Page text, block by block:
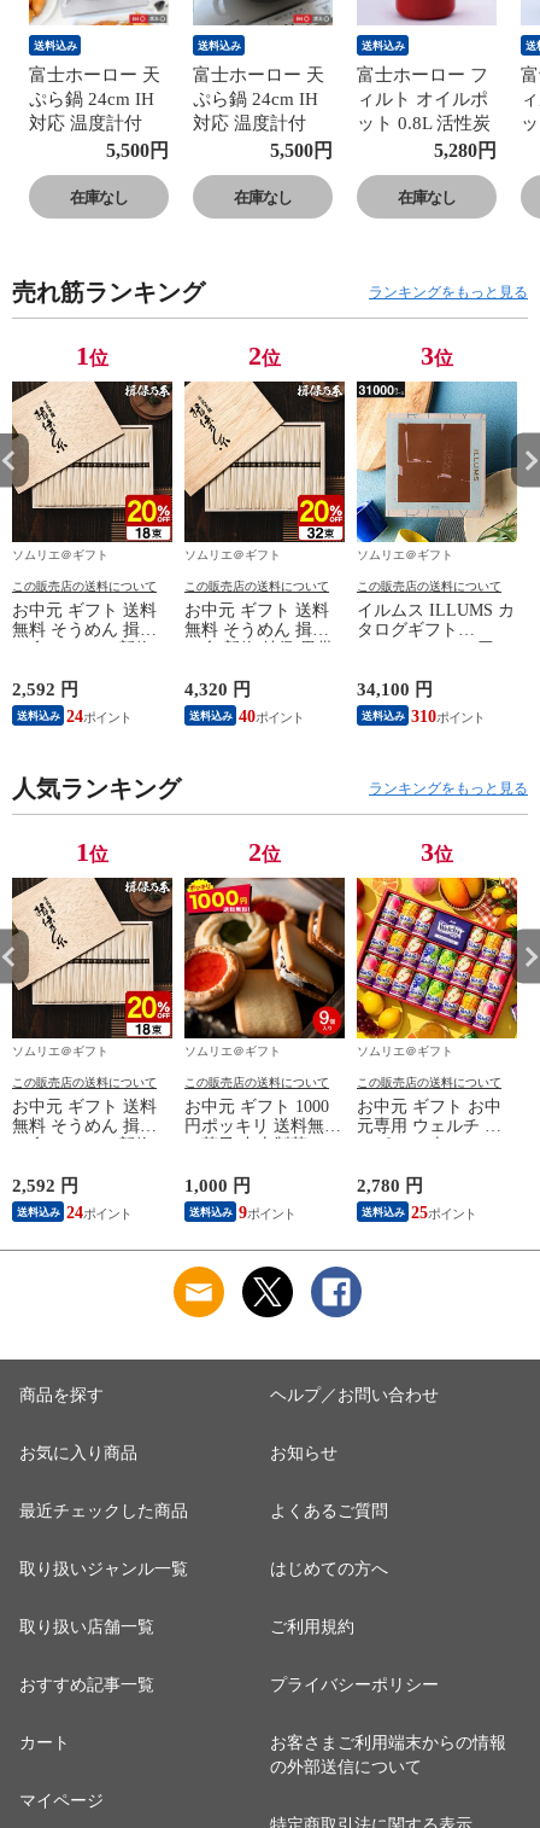
送料込み
富士ホーロー 天
ぷら鍋 24cm IH
対応 温度計付
TP-24 送料無料
2.8L 揚げ物鍋 天
ぷら鍋 ガス火 ホ
ーロー ホーロー
ホワイト
5,500円
在庫なし
送料込み
富士ホーロー 天
ぷら鍋 24cm IH
対応 温度計付
TP-24 送料無料
2.8L 揚げ物鍋 天
ぷら鍋 ガス火 ホ
ーロー ホーロー
ブラック
5,500円
在庫なし
送料込み
富士ホーロー フ
ィルト オイルポ
ット 0.8L 活性炭
カートリッジ付
OPF-08L 送料無
料 油ポット 油こ
し 油入れ ケース
ホーロー おしゃ
れ 琺瑯
5,280円
在庫なし
送
売れ筋ランキング ランキングをもっと見る
1位
ソムリエ＠ギフト
この販売店の送料について
お中元 ギフト 送料
無料 そうめん 揖保
ぼのいと 揖保乃糸
素麺） メーカー包装
済 ST-30N (A4) / 出
礼 写真入り メッセ
ージカード お返し
2,592 円
送料込み 24
2位
ソムリエ＠ギフト
この販売店の送料について
お中元 ギフト 送料
無料 そうめん 揖保
揖保乃糸 素麺） メ
ーカー包装済 (A4)
ST-50N / 結婚内祝い
4,320 円
送料込み 40
3位
ソムリエ＠ギフト
この販売店の送料について
イルムス ILLUMS カ
タログギフト
スタイル 結婚祝い
結婚内祝い 出産祝い
お祝い お礼 結婚 出
34,100 円
送料込み 310
人気ランキング ランキングをもっと見る
1位
ソムリエ＠ギフト
この販売店の送料について
お中元 ギフト 送料
無料 そうめん 揖保
ぼのいと 揖保乃糸
素麺） メーカー包装
済 ST-30N (A4) / 出
2,592 円
送料込み 24
2位
ソムリエ＠ギフト
この販売店の送料について
お中元 ギフト 1000
円ポッキリ 送料無料
ンサンド メール便
ポスト投函 のし・包
装・メッセージカー
1,000 円
送料込み 9
3位
ソムリエ＠ギフト
この販売店の送料について
お中元 ギフト お中
元専用 ウェルチ カ
ジュース セット 詰
合せ 詰め合わせ
LTDU / 贈答品 贈り
2,780 円
送料込み 25
商品を探す
お気に入り商品
最近チェックした商品
取り扱いジャンル一覧
取り扱い店舗一覧
おすすめ記事一覧
カート
マイページ
ヘルプ／お問い合わせ
お知らせ
よくあるご質問
はじめての方へ
ご利用規約
プライバシーポリシー
お客さまご利用端末からの情報
の外部送信について